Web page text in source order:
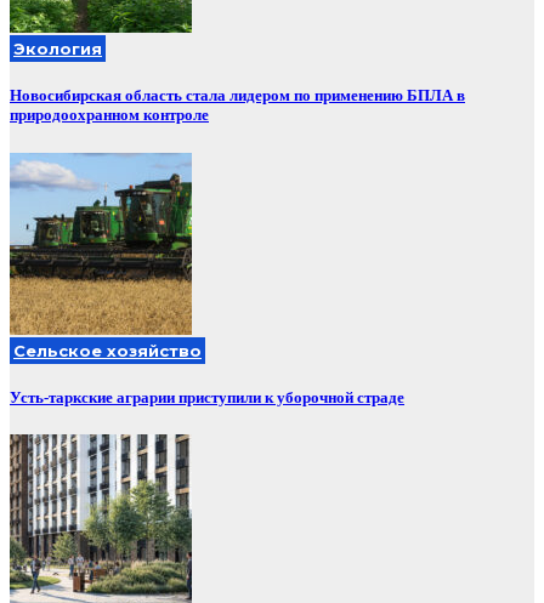
Экология
Новосибирская область стала лидером по применению БПЛА в
природоохранном контроле
Сельское хозяйство
Усть-таркские аграрии приступили к уборочной страде